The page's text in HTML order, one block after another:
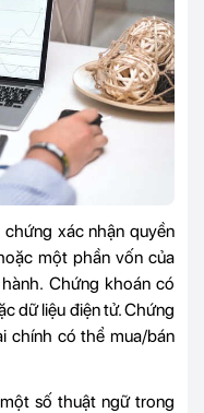
xác nhận quyền
một phần vốn của
Chứng khoán có
dữ liệu điện tử. Chứng
chính có thể mua/bán
số thuật ngữ trong